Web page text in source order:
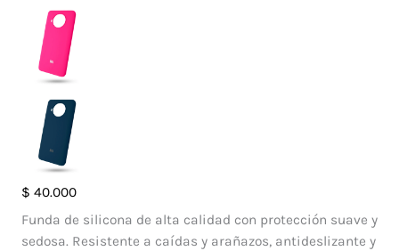
$ 40.000
Funda de silicona de alta calidad con protección suave y
sedosa. Resistente a caídas y arañazos, antideslizante y
Case
Silicone
Xiaomi